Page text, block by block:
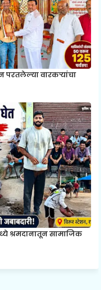
परतलेल्या वारकऱ्यांचा
श्रमदानातून सामाजिक